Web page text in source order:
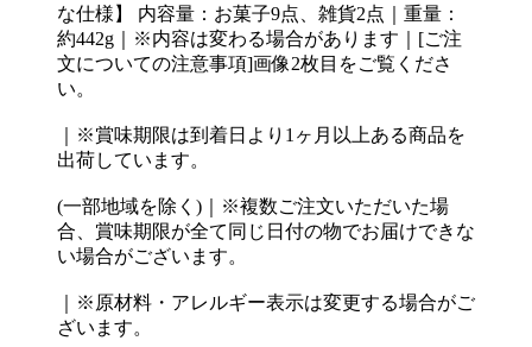
な仕様】 内容量：お菓子9点、雑貨2点｜重量：
約442g｜※内容は変わる場合があります｜[ご注
文についての注意事項]画像2枚目をご覧くださ
い。
｜※賞味期限は到着日より1ヶ月以上ある商品を
出荷しています。
(一部地域を除く)｜※複数ご注文いただいた場
合、賞味期限が全て同じ日付の物でお届けできな
い場合がございます。
｜※原材料・アレルギー表示は変更する場合がご
ざいます。